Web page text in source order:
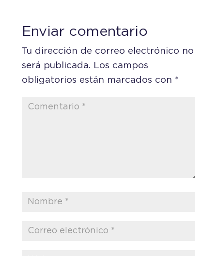
Enviar comentario
Tu dirección de correo electrónico no
será publicada. Los campos
obligatorios están marcados con *